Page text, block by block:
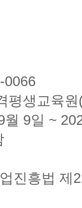
0066
평생교육
9일 ~
진흥법 제